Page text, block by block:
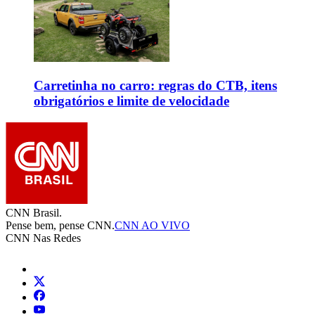
Carretinha no carro: regras do CTB, itens
obrigatórios e limite de velocidade
CNN Brasil.
Pense bem, pense CNN.CNN AO VIVO
CNN Nas Redes